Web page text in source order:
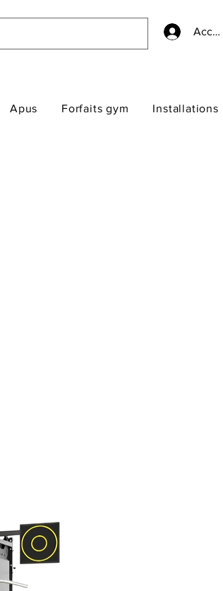
Accedi
Apus Forfaits gym Installations